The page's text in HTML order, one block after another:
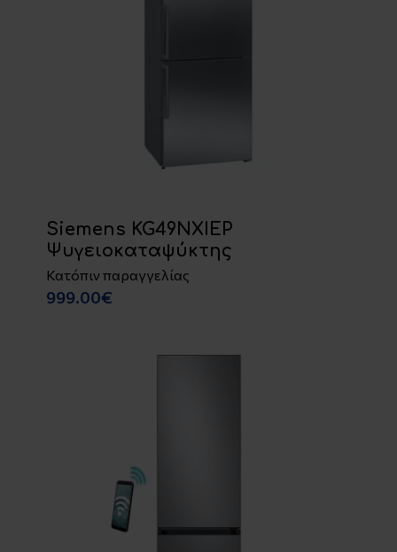
Siemens KG49NXIEP
Ψυγειοκαταψύκτης
Κατόπιν παραγγελίας
999.00€